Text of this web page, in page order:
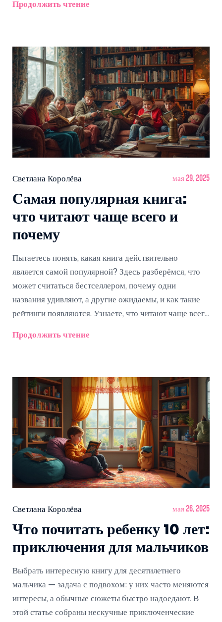
утонуть в хаосе и сделать свою коллекцию книг по-
Продолжить чтение
Светлана Королёва мая 29, 2025
Самая популярная книга:
что читают чаще всего и
почему
Пытаетесь понять, какая книга действительно
является самой популярной? Здесь разберёмся, что
может считаться бестселлером, почему одни
названия удивляют, а другие ожидаемы, и как такие
рейтинги появляются. Узнаете, что читают чаще всего
только по спискам, но и по собственным интересам.
Продолжить чтение
Светлана Королёва мая 26, 2025
Что почитать ребенку 10 лет:
приключения для мальчиков
Выбрать интересную книгу для десятилетнего
мальчика — задача с подвохом: у них часто меняются
интересы, а обычные сюжеты быстро надоедают. В
этой статье собраны нескучные приключенческие